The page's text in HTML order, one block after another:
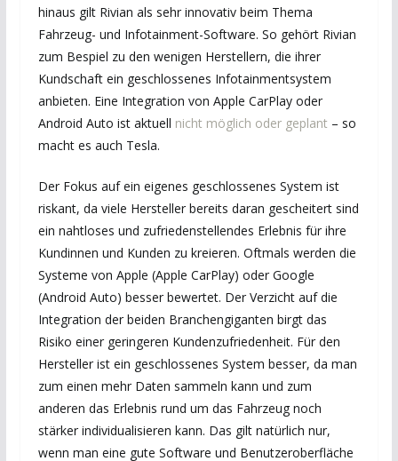
hinaus gilt Rivian als sehr innovativ beim Thema
Fahrzeug- und Infotainment-Software. So gehört Rivian
zum Bespiel zu den wenigen Herstellern, die ihrer
Kundschaft ein geschlossenes Infotainmentsystem
anbieten. Eine Integration von Apple CarPlay oder
Android Auto ist aktuell nicht möglich oder geplant – so
macht es auch Tesla.
Der Fokus auf ein eigenes geschlossenes System ist
riskant, da viele Hersteller bereits daran gescheitert sind
ein nahtloses und zufriedenstellendes Erlebnis für ihre
Kundinnen und Kunden zu kreieren. Oftmals werden die
Systeme von Apple (Apple CarPlay) oder Google
(Android Auto) besser bewertet. Der Verzicht auf die
Integration der beiden Branchengiganten birgt das
Risiko einer geringeren Kundenzufriedenheit. Für den
Hersteller ist ein geschlossenes System besser, da man
zum einen mehr Daten sammeln kann und zum
anderen das Erlebnis rund um das Fahrzeug noch
stärker individualisieren kann. Das gilt natürlich nur,
wenn man eine gute Software und Benutzeroberfläche